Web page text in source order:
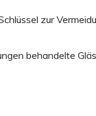
zur
behandelte